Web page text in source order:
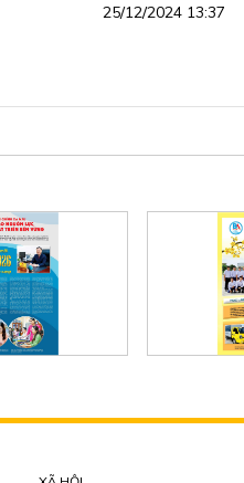
25/12/2024 13:37